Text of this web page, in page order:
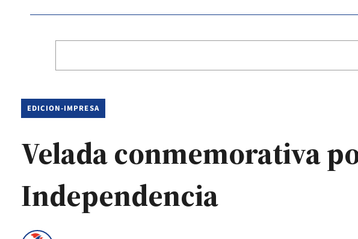
EDICION-IMPRESA
Velada conmemorativa
Independencia